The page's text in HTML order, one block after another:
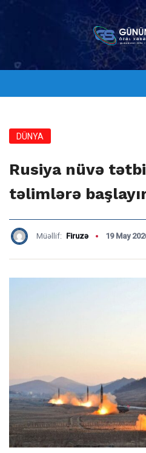
DÜNYA
Rusiya nüvə
təlimlərə
Müəllif: Firuzə 19 May